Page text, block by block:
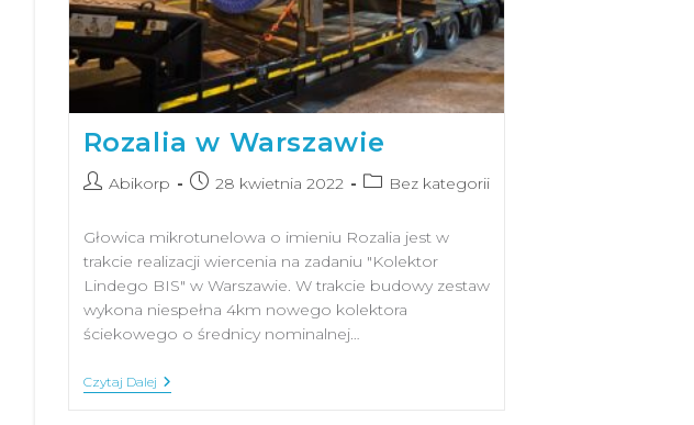
Rozalia w Warszawie
Abikorp 28 kwietnia 2022 Bez kategorii
Głowica mikrotunelowa o imieniu Rozalia jest w
trakcie realizacji wiercenia na zadaniu "Kolektor
Lindego BIS" w Warszawie. W trakcie budowy zestaw
wykona niespełna 4km nowego kolektora
ściekowego o średnicy nominalnej…
Czytaj Dalej